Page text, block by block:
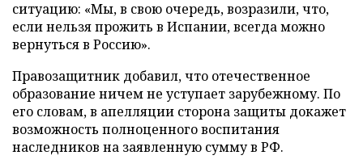
ситуацию: «Мы, в свою очередь, возразили, что,
если нельзя прожить в Испании, всегда можно
вернуться в Россию».
Правозащитник добавил, что отечественное
образование ничем не уступает зарубежному. По
его словам, в апелляции сторона защиты докажет
возможность полноценного воспитания
наследников на заявленную сумму в РФ.